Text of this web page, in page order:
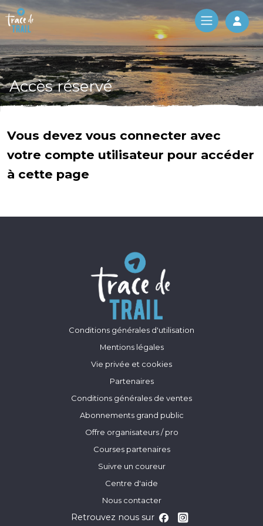
Log
Accès réservé
Vous devez vous connecter avec
votre compte utilisateur pour accéder
à cette page
Conditions générales d'utilisation
Mentions légales
Vie privée et cookies
Partenaires
Conditions générales de ventes
Abonnements grand public
Offre organisateurs / pro
Courses partenaires
Suivre un coureur
Centre d'aide
Nous contacter
Retrouvez nous sur